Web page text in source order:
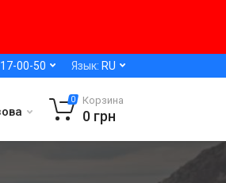
00-50 Язык: RU
0 Корзина
0 грн